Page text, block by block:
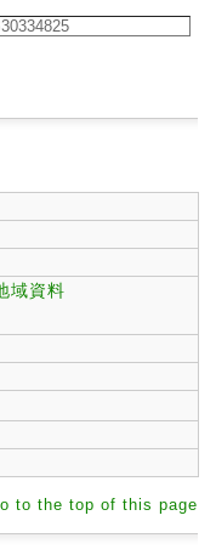
域資料
to the top of this page